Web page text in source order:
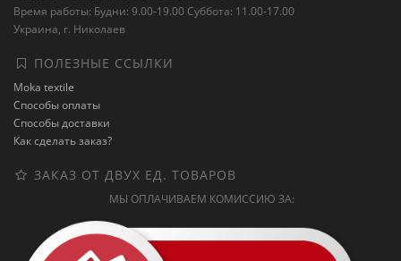
Время работы: Будни: 9.00-19.00 Суббота: 11.00-17.00
Украина, г. Николаев
ПОЛЕЗНЫЕ ССЫЛКИ
Moka textile
Способы оплаты
Способы доставки
Как сделать заказ?
ЗАКАЗ ОТ ДВУХ ЕД. ТОВАРОВ
МЫ ОПЛАЧИВАЕМ КОМИССИЮ ЗА: